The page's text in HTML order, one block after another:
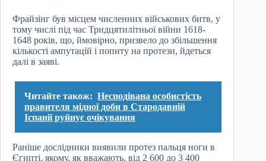
Фрайзінг був місцем численних військових битв, у
тому числі під час Тридцятилітньої війни 1618-
1648 років, що, ймовірно, призвело до збільшення
кількості ампутацій і попиту на протези, йдеться
далі в заяві.
Читайте також: Несподівана особистість
правителя мідної доби в Стародавній
Іспанії руйнує очікування
Раніше дослідники виявили протез пальця ноги в
Єгипті, якому, як вважають, від 2 600 до 3 400